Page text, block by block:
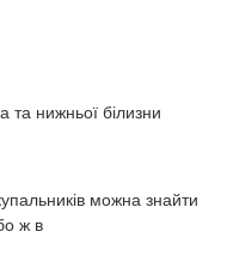
та нижньої білизни
можна знайти
ж в